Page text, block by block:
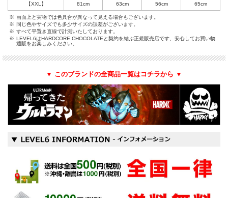
【XXL】 81cm 63cm 56cm 65cm
※ 画面上と実物では色具合が異なって見える場合もございます。
※
同じ色やサイズでも多少サイズの誤差がございます。
※ すべて平置き直線で計測いたしております。
※ LEVEL6はHARDCORE CHOCOLATEと契約を結ぶ正規販売店です、安心してお買い物
通販をお楽しみください。
▼ このブランドの全商品一覧はコチラから ▼